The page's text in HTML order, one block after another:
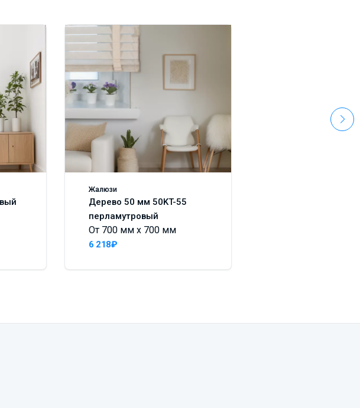
Жалюзи
Дерево 50 мм 50KT-55
перламутровый
От 700 мм x 700 мм
6 218₽